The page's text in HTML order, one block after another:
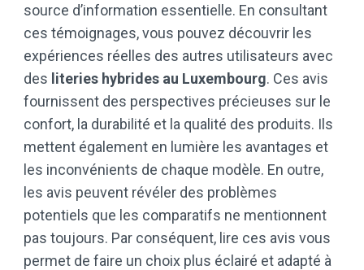
source d’information essentielle. En consultant
ces témoignages, vous pouvez découvrir les
expériences réelles des autres utilisateurs avec
des literies hybrides au Luxembourg. Ces avis
fournissent des perspectives précieuses sur le
confort, la durabilité et la qualité des produits. Ils
mettent également en lumière les avantages et
les inconvénients de chaque modèle. En outre,
les avis peuvent révéler des problèmes
potentiels que les comparatifs ne mentionnent
pas toujours. Par conséquent, lire ces avis vous
permet de faire un choix plus éclairé et adapté à